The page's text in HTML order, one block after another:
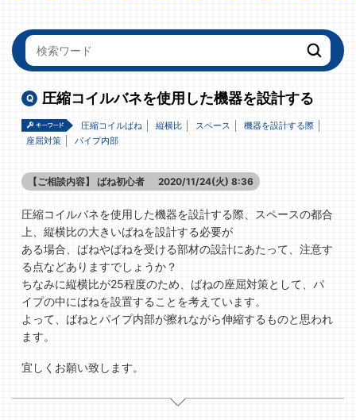
圧縮コイルバネを使用した機器を設計する
圧縮コイルばね 縦横比 スペース
機器を設計する際
座屈対策
パイプ内部
【ご相談内容】 ばね初心者 2020/11/24(火) 8:36
圧縮コイルバネを使用した機器を設計する際、スペースの都合
上、縦横比の大きいばねを設計する必要が
ある場合、ばねやばねを受ける部材の設計にあたって、注意す
る点などありますでしょうか？
ちなみに縦横比が25程度のため、ばねの座屈対策として、パ
イプの中にばねを設置することを考えています。
よって、ばねとパイプ内部が擦れながら伸縮するものと思われ
ます。
宜しくお願い致します。